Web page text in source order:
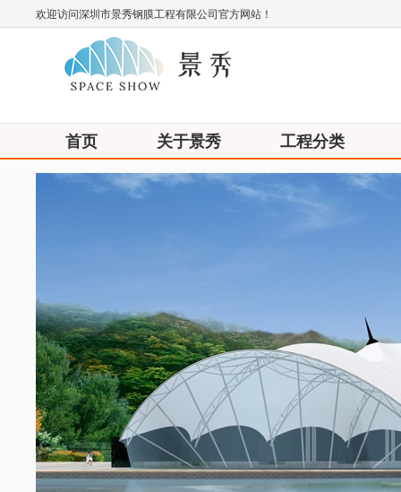
欢迎访问深圳市景秀钢膜工程有限公司官方网站！
首页 关于景秀 工程分类